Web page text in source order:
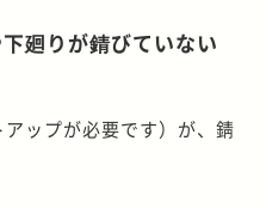
廻りが錆びていない
ップが必要です）が、錆